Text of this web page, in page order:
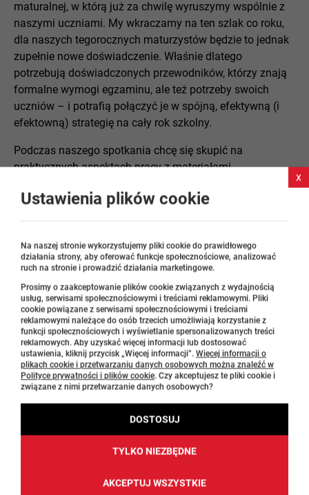
maturalnej, w którą już za chwilę wyruszymy wspólnie z
naszymi uczniami. My wkraczamy na ten szlak co roku,
dla naszych tegorocznych maturzystów będzie to jednak
zupełnie nowe doświadczenie. Właśnie dlatego
potrzebują doświadczonych przewodników, którzy znają
formalne wymogi egzaminu, ale też potrzeby swoich
uczniów – i potrafią połączyć je w spójną, efektywną (i
efektowną) strategię na cały rok szkolny.
Podczas naszego spotkania chcę się skupić na
praktycznych aspektach pracy z materiałami
realnie wesprzeć zarówno nauczyciela, jak i ucznia w
omówię konkretne przykłady ćwiczeń rozwijających
umiejętności niezbędne na maturze pisemnej i
repetytorium – z uwzględnieniem potrzeb zarówno
bardziej, jak i mniej kreatywnych uczniów;
zaprezentuję potencjał arkuszy maturalnych jako
narzędzi wspierających systematyczną pracę i
uzasadnię ich wykorzystanie na lekcjach jako
elementu usprawniającego skuteczne
przygotowanie do egzaminu;
klasie oraz czerpać satysfakcję ze wspólnej pracy,
nowe drogi w dobrze nam znanej, ale wciąż zmieniającej
Ustawienia plików cookie
x
Na naszej stronie wykorzystujemy pliki cookie do prawidłowego
działania strony, aby oferować funkcje społecznościowe, analizować
ruch na stronie i prowadzić działania marketingowe.
Prosimy o zaakceptowanie plików cookie związanych z wydajnością
usług, serwisami społecznościowymi i treściami reklamowymi. Pliki
cookie powiązane z serwisami społecznościowymi i treściami
reklamowymi należące do osób trzecich umożliwiają korzystanie z
funkcji społecznościowych i wyświetlanie spersonalizowanych treści
reklamowych. Aby uzyskać więcej informacji lub dostosować
ustawienia, kliknij przycisk „Więcej informacji”. Więcej informacji o
plikach cookie i przetwarzaniu danych osobowych można znaleźć w
Polityce prywatności i plików cookie. Czy akceptujesz te pliki cookie i
związane z nimi przetwarzanie danych osobowych?
DOSTOSUJ
TYLKO NIEZBĘDNE
AKCEPTUJ WSZYSTKIE